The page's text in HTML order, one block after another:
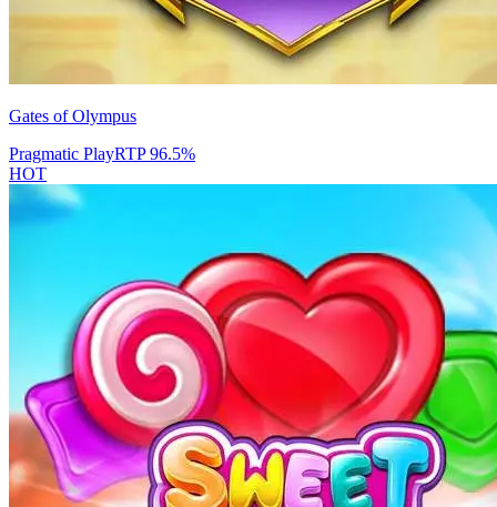
Gates of Olympus
Pragmatic PlayRTP96.5%
HOT